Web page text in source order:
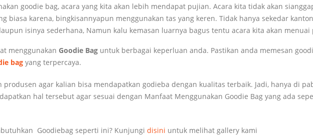
goodie bag, acara yang kita akan lebih mendapat pujian. Acara kita tidak akan
biasa karena, bingkisannyapun menggunakan tas yang keren. Tidak hanya sekedar
isinya sederhana, Namun kalu kemasan luarnya bagus tentu acara kita akan menuai
menggunakan Goodie Bag untuk berbagai keperluan anda. Pastikan anda memesan
bag yang terpercaya.
produsen agar kalian bisa mendapatkan godieba dengan kualitas terbaik. Jadi, hanya di
hal tersebut agar sesuai dengan Manfaat Menggunakan Goodie Bag yang ada
Goodiebag seperti ini? Kunjungi disini untuk melihat gallery kami